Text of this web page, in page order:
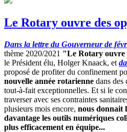
Le Rotary ouvre des
Dans la lettre du Gouverneur de
thème 2020/2021 "Le Rotary ouvre
le Président élu, Holger Knaack, et
proposé de profiter du confinement
nouvelle année rotarienne dans des
tout-à-fait exceptionnelles. Et si le
traverser avec ses contraintes
plusieurs mois encore, nous donnait
davantage les outils numériques
plus efficacement en équipe...